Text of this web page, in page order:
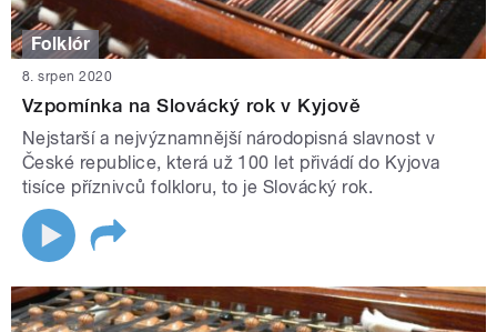
Folklór
8. srpen 2020
Vzpomínka na Slovácký rok v Kyjově
Nejstarší a nejvýznamnější národopisná slavnost v
České republice, která už 100 let přivádí do Kyjova
tisíce příznivců folkloru, to je Slovácký rok.